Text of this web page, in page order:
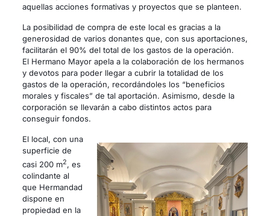
aquellas acciones formativas y proyectos que se planteen.
La posibilidad de compra de este local es gracias a la
generosidad de varios donantes que, con sus aportaciones,
facilitarán el 90% del total de los gastos de la operación.
El Hermano Mayor apela a la colaboración de los hermanos
y devotos para poder llegar a cubrir la totalidad de los
gastos de la operación, recordándoles los “beneficios
morales y fiscales” de tal aportación. Asimismo, desde la
corporación se llevarán a cabo distintos actos para
conseguir fondos.
El local, con una
superficie de
casi 200 m2, es
colindante al
que Hermandad
dispone en
propiedad en la